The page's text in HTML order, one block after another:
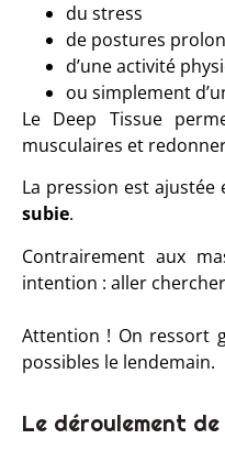
du stress
de postures
d’une activité
ou simplement
Le Deep Tissue
musculaires et
La pression est
subie.
Contrairement aux
intention : aller
Attention ! On ressort
possibles le lendemain.
Le déroulement